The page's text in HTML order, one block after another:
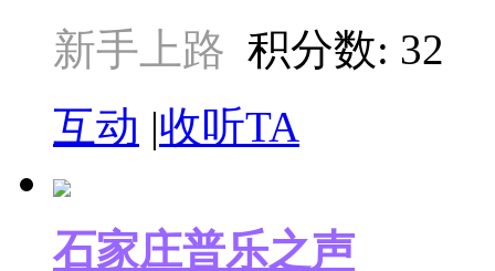
新手上路 积分数: 32
互动 |收听TA
石家庄普乐之声